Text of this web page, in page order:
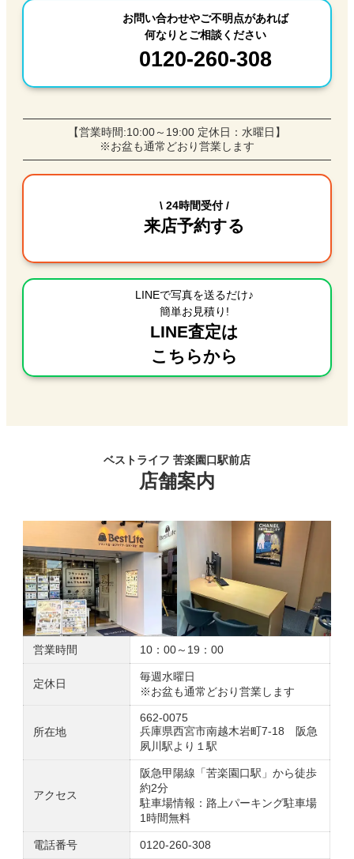
お問い合わせやご不明 点があれば
何なりとご相談ください
0120-260-308
【営業時間:10:00～19:00 定休日：水曜日】
※お盆も通常どおり営業します
\ 24時間受付 /
来店予約する
LINEで写真を送るだけ♪
簡単お見積り!
LINE査定は
こちらから
ベストライフ 苦楽園口駅前店
店舗案内
営業時間 10：00～19：00
定休日
毎週水曜日
※お盆も通常どおり営業します
所在地
662-0075
兵庫県西宮市南越木岩町7-18 阪急
夙川駅より１駅
アクセス
阪急甲陽線「苦楽園口駅」から徒歩
約2分
駐車場情報：路上パーキング駐車場
1時間無料
電話番号 0120-260-308